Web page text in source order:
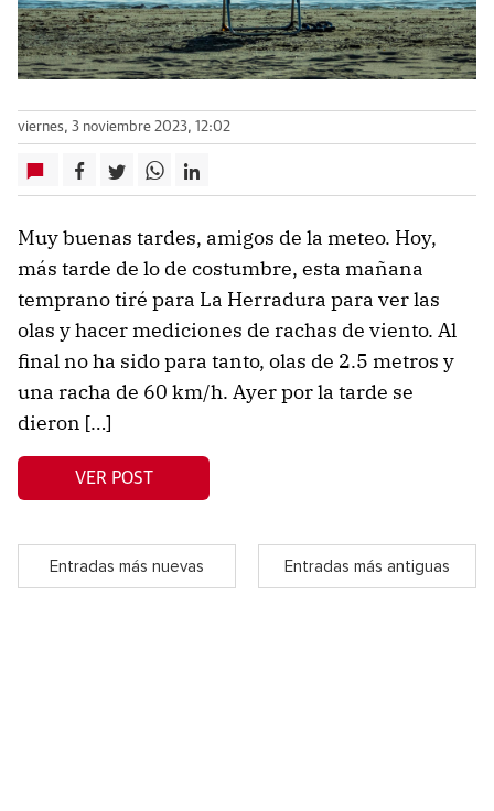
viernes, 3 noviembre 2023, 12:02
Muy buenas tardes, amigos de la meteo. Hoy,
más tarde de lo de costumbre, esta mañana
temprano tiré para La Herradura para ver las
olas y hacer mediciones de rachas de viento. Al
final no ha sido para tanto, olas de 2.5 metros y
una racha de 60 km/h. Ayer por la tarde se
dieron […]
VER POST
Entradas más nuevas Entradas más antiguas